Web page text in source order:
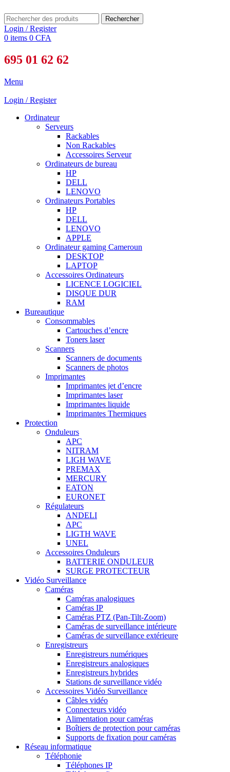
Rechercher
Login / Register
0 items 0 CFA
695 01 62 62
Menu
Login / Register
Ordinateur
Serveurs
Rackables
Non Rackables
Accessoires Serveur
Ordinateurs de bureau
HP
DELL
LENOVO
Ordinateurs Portables
HP
DELL
LENOVO
APPLE
Ordinateur gaming Cameroun
DESKTOP
LAPTOP
Accessoires Ordinateurs
LICENCE LOGICIEL
DISQUE DUR
RAM
Bureautique
Consommables
Cartouches d’encre
Toners laser
Scanners
Scanners de documents
Scanners de photos
Imprimantes
Imprimantes jet d’encre
Imprimantes laser
Imprimantes liquide
Imprimantes Thermiques
Protection
Onduleurs
APC
NITRAM
LIGH WAVE
PREMAX
MERCURY
EATON
EURONET
Régulateurs
ANDELI
APC
LIGTH WAVE
UNEL
Accessoires Onduleurs
BATTERIE ONDULEUR
SURGE PROTECTEUR
Vidéo Surveillance
Caméras
Caméras analogiques
Caméras IP
Caméras PTZ (Pan-Tilt-Zoom)
Caméras de surveillance intérieure
Caméras de surveillance extérieure
Enregistreurs
Enregistreurs numériques
Enregistreurs analogiques
Enregistreurs hybrides
Stations de surveillance vidéo
Accessoires Vidéo Surveillance
Câbles vidéo
Connecteurs vidéo
Alimentation pour caméras
Boîtiers de protection pour caméras
Supports de fixation pour caméras
Réseau informatique
Téléphonie
Téléphones IP